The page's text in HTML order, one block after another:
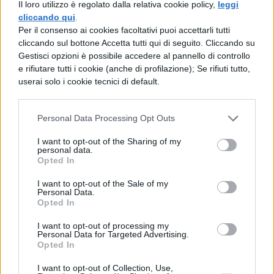
Il loro utilizzo è regolato dalla relativa cookie policy, leggi
cliccando qui
Per il consenso ai cookies facoltativi puoi accettarli tutti
cliccando sul bottone Accetta tutti qui di seguito. Cliccando su
Gestisci opzioni è possibile accedere al pannello di controllo
e rifiutare tutti i cookie (anche di profilazione); Se rifiuti tutto,
userai solo i cookie tecnici di default.
Personal Data Processing Opt Outs
I want to opt-out of the Sharing of my
personal data.
Opted In
I want to opt-out of the Sale of my
Personal Data.
Opted In
I want to opt-out of processing my
Personal Data for Targeted Advertising.
Opted In
I want to opt-out of Collection, Use,
passati sono diversi. La scuola ha dunque
una funzione importantissima e deve
educare il ragazzo alla conoscenza del
passato italiano, della letteratura e delle arti
dell’Italia, e guidare l’individuo verso il
rispetto della diversità culturale. Non
cerchiamo di sostituire la nostra identità,
ma riempiamo piuttosto i vuoti. Un’identità
non può essere creata dal nulla, come in un
calderone magico. Un’identità va vissuta
storicamente per lungo tempo prima di
confermarsi come tale, altrimenti rischia di
essere velocemente consumata e di